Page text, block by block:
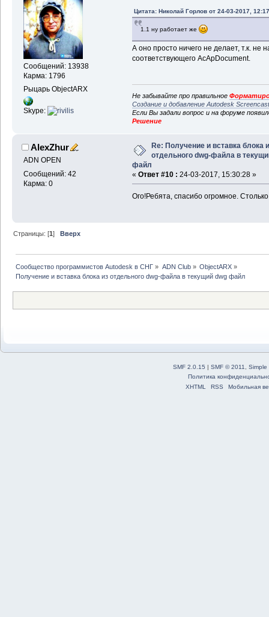
Сообщений: 13938
Карма: 1796
Рыцарь ObjectARX
Skype:
Цитата: Николай Горлов от 24-03-2017,
1.1 ну работает же
А оно просто ничего не делает, т.к. не
соответствующего AcApDocument.
Не забывайте про правильное
Создание и добавление Autodesk
Если Вы задали вопрос и на форуме
Решение
AlexZhur
ADN OPEN
Сообщений: 42
Карма: 0
Re: Получение и вставка блока
отдельного dwg-файла в
файл
« Ответ #10 : 24-03-2017, 15:30:28 »
Ого!Ребята, спасибо огромное.
Страницы: [1]Вверх
Сообщество программистов Autodesk в СНГ » ADN Club» ObjectARX»
Получение и вставка блока из отдельного dwg-файла в текущий dwg файл
SMF 2.0.15 | SMF © 2011
Simple
Политика
XHTML
RSS Мобильная